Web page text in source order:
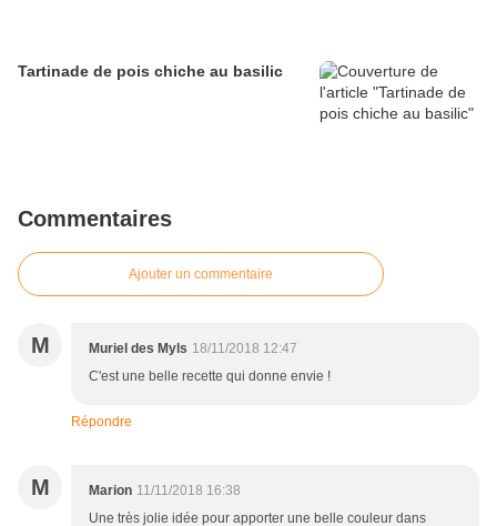
Tartinade de pois chiche au basilic
Commentaires
Ajouter un commentaire
M Muriel des Myls 18/11/2018 12:47
C'est une belle recette qui donne envie !
Répondre
M Marion 11/11/2018 16:38
Une très jolie idée pour apporter une belle couleur dans